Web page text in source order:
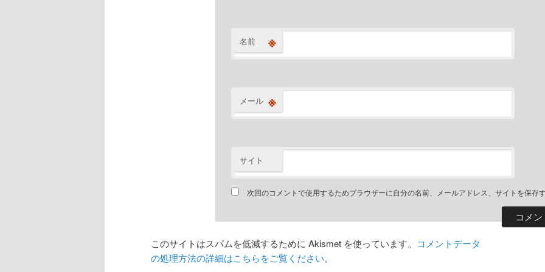
名前 ※
メール ※
サイト
次回のコメントで使用するためブラウザーに自分の名前、メールアドレス、サイトを保存
このサイトはスパムを低減するために Akismet を使っています。 コメントデータ
の処理方法の詳細はこちらをご覧ください。